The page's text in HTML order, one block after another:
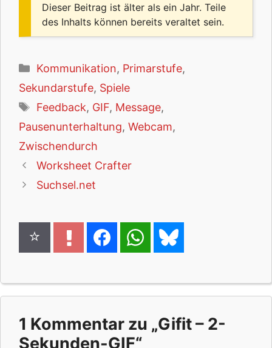
Dieser Beitrag ist älter als ein Jahr. Teile
des Inhalts können bereits veraltet sein.
Kategorien
Kommunikation, Primarstufe,
Sekundarstufe, Spiele
Schlagwörter
Feedback, GIF, Message,
Pausenunterhaltung, Webcam,
Zwischendurch
Worksheet Crafter
Suchsel.net
1 Kommentar zu „Gifit – 2-
Sekunden-GIF“